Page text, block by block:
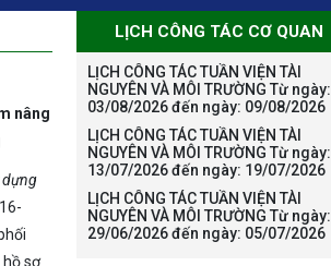
nâng
dựng
hồ sơ
LỊCH CÔNG TÁC CƠ QUAN
LỊCH CÔNG TÁC TUẦN VIỆN TÀI
NGUYÊN VÀ MÔI TRƯỜNG Từ ngày:
03/08/2026 đến ngày: 09/08/2026
LỊCH CÔNG TÁC TUẦN VIỆN TÀI
NGUYÊN VÀ MÔI TRƯỜNG Từ ngày:
13/07/2026 đến ngày: 19/07/2026
LỊCH CÔNG TÁC TUẦN VIỆN TÀI
NGUYÊN VÀ MÔI TRƯỜNG Từ ngày:
29/06/2026 đến ngày: 05/07/2026